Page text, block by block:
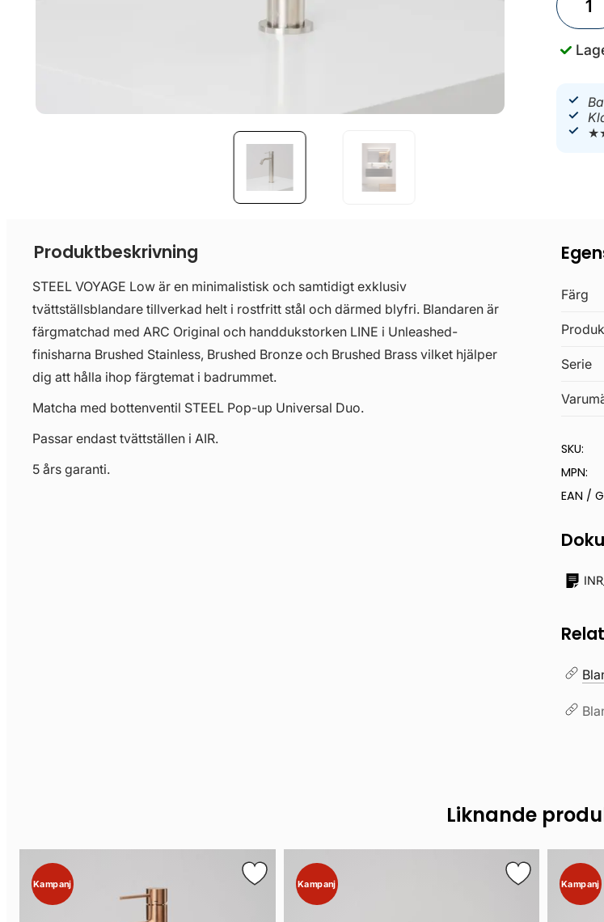
Produktbeskrivning
STEEL VOYAGE Low är en minimalistisk och samtidigt exklusiv
tvättställsblandare tillverkad helt i rostfritt stål och därmed blyfri. Blandaren är
färgmatchad med ARC Original och handdukstorken LINE i Unleashed-
finisharna Brushed Stainless, Brushed Bronze och Brushed Brass vilket hjälper
dig att hålla ihop färgtemat i badrummet.
Matcha med bottenventil STEEL Pop-up Universal Duo.
Passar endast tvättställen i AIR.
5 års garanti.
Färg
Serie
SKU:
MPN:
EAN /
Liknande
Kampanj Kampanj Kampanj